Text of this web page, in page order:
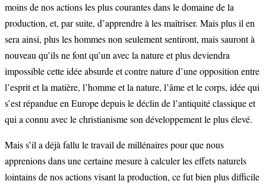
moins de nos actions les plus courantes dans le domaine de la
production, et, par suite, d’apprendre à les maîtriser. Mais plus il en
sera ainsi, plus les hommes non seulement sentiront, mais sauront à
nouveau qu’ils ne font qu’un avec la nature et plus deviendra
impossible cette idée absurde et contre nature d’une opposition entre
l’esprit et la matière, l’homme et la nature, l’âme et le corps, idée qui
s’est répandue en Europe depuis le déclin de l’antiquité classique et
qui a connu avec le christianisme son développement le plus élevé.
Mais s’il a déjà fallu le travail de millénaires pour que nous
apprenions dans une certaine mesure à calculer les effets naturels
lointains de nos actions visant la production, ce fut bien plus difficile